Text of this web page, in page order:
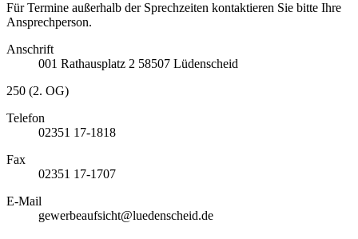
Für Termine außerhalb der Sprechzeiten kontaktieren Sie bitte Ihre
Ansprechperson.
Anschrift
001 Rathausplatz 2 58507 Lüdenscheid
250 (2. OG)
Telefon
02351 17-1818
Fax
02351 17-1707
E-Mail
gewerbeaufsicht@luedenscheid.de